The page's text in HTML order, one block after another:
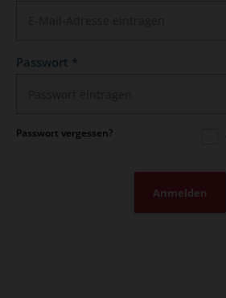
Passwort *
Passwort vergessen?
Anmelden